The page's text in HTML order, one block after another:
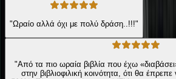
"Ωραίο αλλά όχι με πολύ δράση..!!!"
"Από τα πιο ωραία βιβλία που έχω
στην βιβλιοφιλική κοινότητα, ότι θα έπρεπε